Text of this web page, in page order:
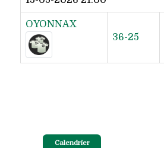
OYONNAX
36-25
Calendrier